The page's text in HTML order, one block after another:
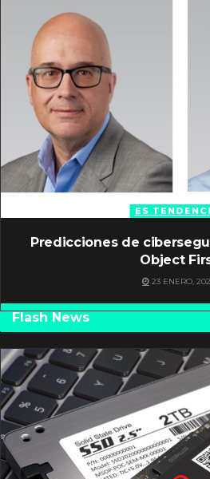
ES
Predicciones de
Object
23 ENERO,
Flash News